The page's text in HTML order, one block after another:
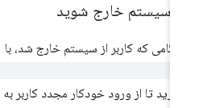
سیستم خارج شوید
که کاربر از سیستم خارج شد، با
تا از ورود خودکار مجدد کاربر به